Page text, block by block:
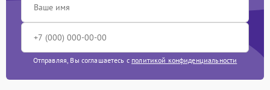
Отправляя, Вы соглашаетесь с политикой конфиденциальности